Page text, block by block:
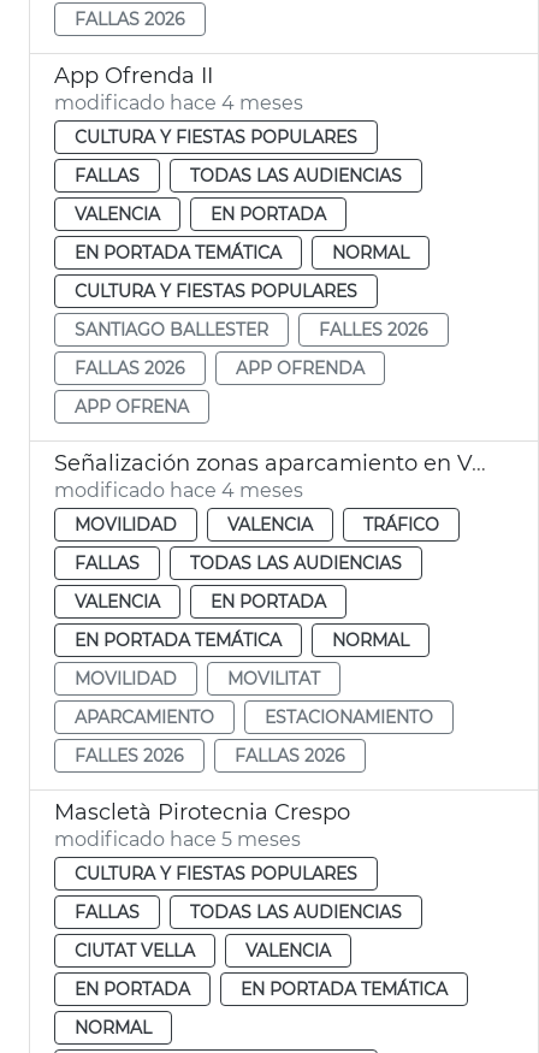
FALLAS 2026
App Ofrenda II
modificado hace 4 meses
CULTURA Y FIESTAS POPULARES
FALLAS
TODAS LAS AUDIENCIAS
VALENCIA
EN PORTADA
EN PORTADA TEMÁTICA
NORMAL
CULTURA Y FIESTAS POPULARES
SANTIAGO BALLESTER
FALLES 2026
FALLAS 2026
APP OFRENDA
APP OFRENA
Señalización zonas aparcamiento en València para las Fallas 2026
modificado hace 4 meses
MOVILIDAD VALENCIA
TRÁFICO
FALLAS
TODAS LAS AUDIENCIAS
VALENCIA
EN PORTADA
EN PORTADA TEMÁTICA
NORMAL
MOVILIDAD
MOVILITAT
APARCAMIENTO
ESTACIONAMIENTO
FALLES 2026
FALLAS 2026
Mascletà Pirotecnia Crespo
modificado hace 5 meses
CULTURA Y FIESTAS POPULARES
FALLAS
TODAS LAS AUDIENCIAS
CIUTAT VELLA
VALENCIA
EN PORTADA
EN PORTADA TEMÁTICA
NORMAL